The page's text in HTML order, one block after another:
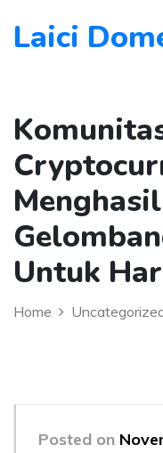
Laici
Untuk
Home
Posted on